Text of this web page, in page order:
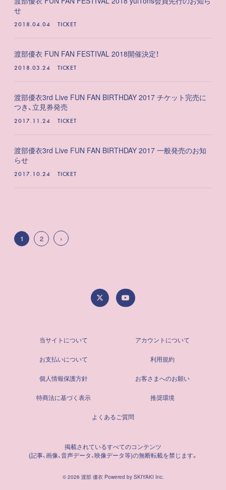
せ
2018.04.04 TICKET
渡部優衣 FUN FAN FESTIVAL 2018開催決定！
2018.03.24 TICKET
渡部優衣3rd Live FUN FAN BIRTHDAY 2017 チケット完売に
つき、立見券発売
2017.11.24 TICKET
渡部優衣3rd Live FUN FAN BIRTHDAY 2017 一般発売のお知
らせ
2017.10.24 TICKET
1 2
当サイトについて アカウントについて
お支払いについて 利用規約
個人情報保護方針 お客さまへのお願い
特商法に基づく表示 推奨環境
よくあるご質問
掲載されているすべてのコンテンツ
(記事、画像、音声データ、映像データ等)の無断転載を禁じます。
© 2026 渡部 優衣 Powered by SKIYAKI Inc.